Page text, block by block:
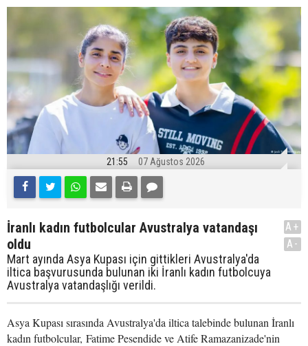
21:55 07 Ağustos 2026
İranlı kadın futbolcular Avustralya vatandaşı
oldu
Mart ayında Asya Kupası için gittikleri Avustralya'da
iltica başvurusunda bulunan iki İranlı kadın futbolcuya
Avustralya vatandaşlığı verildi.
A+
A-
Asya Kupası sırasında Avustralya'da iltica talebinde bulunan İranlı
kadın futbolcular, Fatime Pesendide ve Atife Ramazanizade'nin